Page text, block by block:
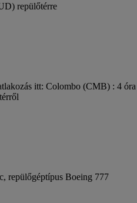
repülőtérre
itt: Colombo (CMB) : 4 óra
repülőgéptípus Boeing 777